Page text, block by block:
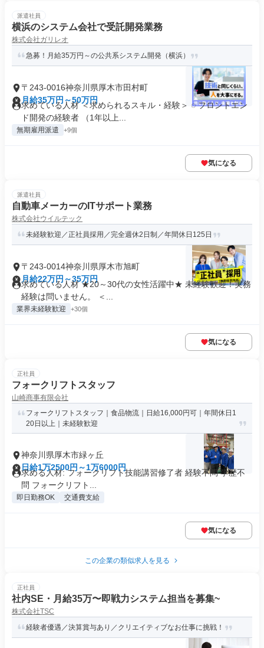
派遣社員
横浜のシステム会社で受託開発業務
株式会社ガリレオ
急募！月給35万円～の公共系システム開発（横浜）
〒243-0016神奈川県厚木市田村町
月給35万円～50万円
求めている人材 ＜求められるスキル・経験＞ ◌ フロントエン
ド開発の経験者 （1年以上...
無期雇用派遣 +9個
気になる
派遣社員
自動車メーカーのITサポート業務
株式会社ウイルテック
未経験歓迎／正社員採用／完全週休2日制／年間休日125日
〒243-0014神奈川県厚木市旭町
月給22万円～35万円
求めている人材 ★20～30代の女性活躍中★ 未経験歓迎！実務
経験は問いません。 ＜...
業界未経験歓迎 +30個
気になる
正社員
フォークリフトスタッフ
山崎商事有限会社
フォークリフトスタッフ｜食品物流｜日給16,000円可｜年間休日1
20日以上｜未経験歓迎
神奈川県厚木市緑ヶ丘
日給1万2500円～1万6000円
求める人材: フォークリフト技能講習修了者 経験不問 学歴不
問 フォークリフト...
即日勤務OK 交通費支給
気になる
この企業の類似求人を見る
正社員
社内SE・月給35万〜即戦力システム担当を募集~
株式会社TSC
経験者優遇／決算賞与あり／クリエイティブなお仕事に挑戦！